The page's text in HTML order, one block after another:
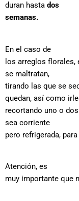
duran hasta dos
semanas.
En el caso de
los arreglos florales,
se maltratan,
tirando las que se
quedan, así como
recortando uno o
sea corriente
pero refrigerada,
Atención, es
muy importante que